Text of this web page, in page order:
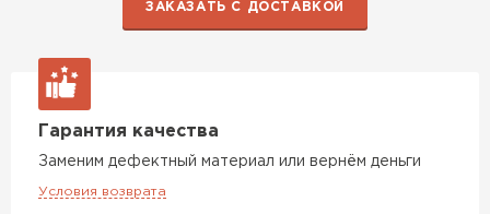
ЗАКАЗАТЬ С ДОСТАВКОЙ
Гарантия качества
Заменим дефектный материал или вернём деньги
Условия возврата